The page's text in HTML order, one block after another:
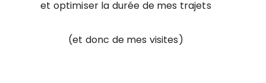
et optimiser la durée de mes trajets
(et donc de mes visites)